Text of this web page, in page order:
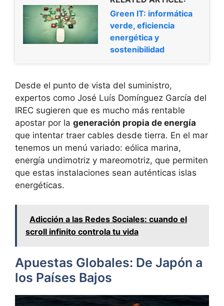
Green IT: informática
verde, eficiencia
energética y
sostenibilidad
Desde el punto de vista del suministro,
expertos como José Luís Domínguez García del
IREC sugieren que es mucho más rentable
apostar por la generación propia de energía
que intentar traer cables desde tierra. En el mar
tenemos un menú variado: eólica marina,
energía undimotriz y mareomotriz, que permiten
que estas instalaciones sean auténticas islas
energéticas.
Adicción a las Redes Sociales: cuando el
scroll infinito controla tu vida
Apuestas Globales: De Japón a
los Países Bajos